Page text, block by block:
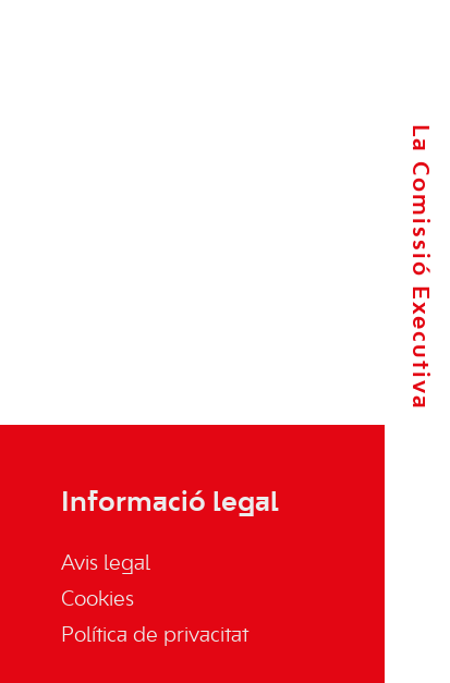
La Comissió Executiva
Informació legal
Avis legal
Cookies
Política de privacitat